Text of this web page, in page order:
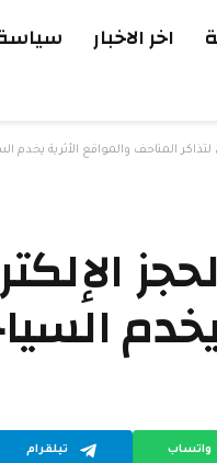
اخر الاخبار
المتاحف والمواقع الأثرية يخدم
واتساب تيلقرام